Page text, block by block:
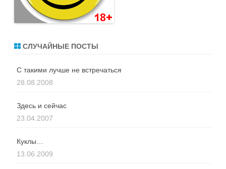
СЛУЧАЙНЫЕ ПОСТЫ
С такими лучше не встречаться
28.08.2008
Здесь и сейчас
23.04.2007
Куклы…
13.06.2009